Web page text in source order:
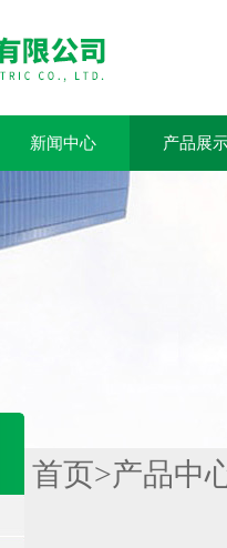
新闻中心 产品展
首页>产品中